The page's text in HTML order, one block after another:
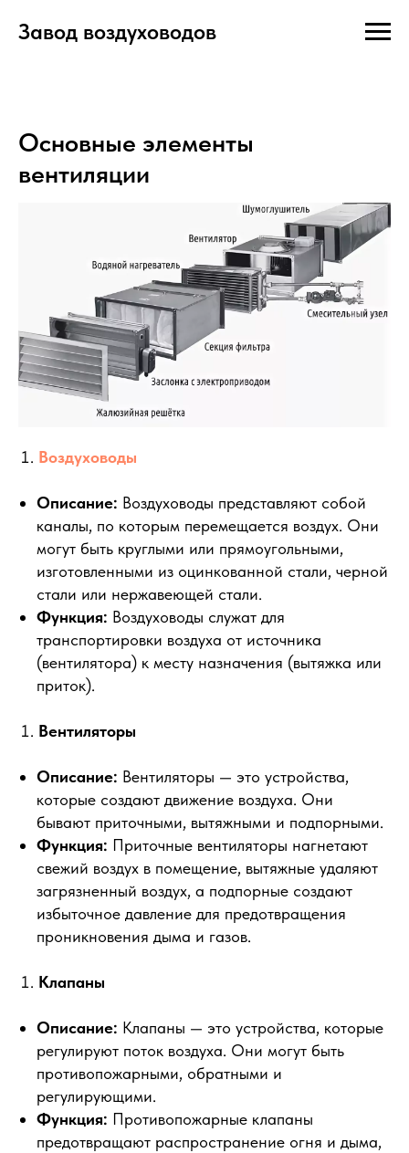
Завод воздуховодов
Основные элементы
вентиляции
Воздуховоды
Описание: Воздуховоды представляют собой
каналы, по которым перемещается воздух. Они
могут быть круглыми или прямоугольными,
изготовленными из оцинкованной стали, черной
стали или нержавеющей стали.
Функция: Воздуховоды служат для
транспортировки воздуха от источника
(вентилятора) к месту назначения (вытяжка или
приток).
Вентиляторы
Описание: Вентиляторы — это устройства,
которые создают движение воздуха. Они
бывают приточными, вытяжными и подпорными.
Функция: Приточные вентиляторы нагнетают
свежий воздух в помещение, вытяжные удаляют
загрязненный воздух, а подпорные создают
избыточное давление для предотвращения
проникновения дыма и газов.
Клапаны
Описание: Клапаны — это устройства, которые
регулируют поток воздуха. Они могут быть
противопожарными, обратными и
регулирующими.
Функция: Противопожарные клапаны
предотвращают распространение огня и дыма,